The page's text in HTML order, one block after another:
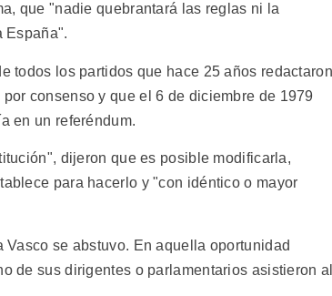
que "nadie quebrantará las reglas ni la
España".
todos los partidos que hace 25 años redactaron
consenso y que el 6 de diciembre de 1979
en un referéndum.
dijeron que es posible modificarla,
para hacerlo y "con idéntico o mayor
se abstuvo. En aquella oportunidad
de sus dirigentes o parlamentarios asistieron